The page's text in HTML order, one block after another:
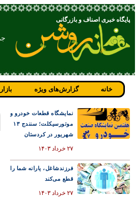
پایگاه خبری اصناف و بازرگانی
خانه گزارش‌های ویژه بازار
نمایشگاه قطعات خودرو و
موتورسیکلت؛ سنندج ۱۳
شهریور در کردستان
۲۷ خرداد ۱۴۰۳
فرزندشاغل، یارانه شما را
قطع می‌کند
۲۷ خرداد ۱۴۰۳